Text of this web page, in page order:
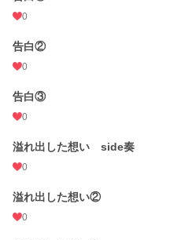
0
告白②
0
告白③
0
溢れ出した想い side奏
0
溢れ出した想い②
0